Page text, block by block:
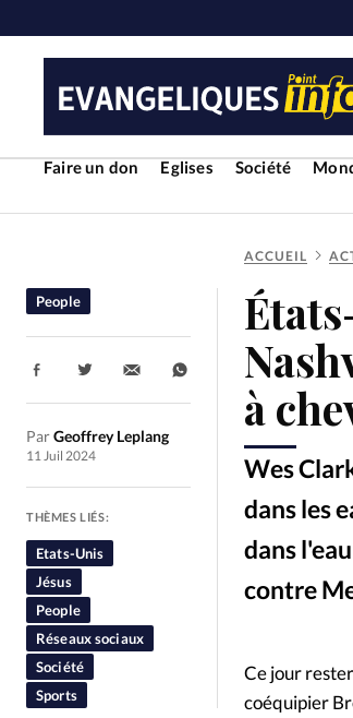
Faire un don Eglises Société
RUBRIQUES
Toute l'actualité
Economie
Eglises
Liberté religieuse
People
Politique
ACCUEIL
à
Wes
dans les
dans
contre
People
ParGeoffrey Leplang
11 Juil 2024
Partager:
THÈMES LIÉS:
Etats-Unis
Jésus
People
Réseaux sociaux
Société
Sports
Ce jour
coéquipier